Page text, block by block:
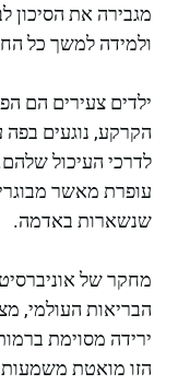
מגבירה את הסיכון
ולמידה למשך כל
ילדים צעירים הם
הקרקע, נוגעים בפה
לדרכי העיכול
עופרת מאשר
שנשארות באדמה.
מחקר של
ירידה מסוימת
הזו מואטת